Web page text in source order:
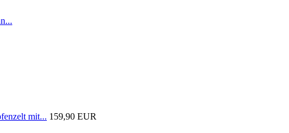
mit... 159,90 EUR